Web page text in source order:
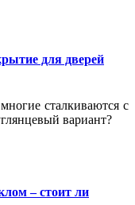
для дверей
сталкиваются с
вариант?
– стоит ли